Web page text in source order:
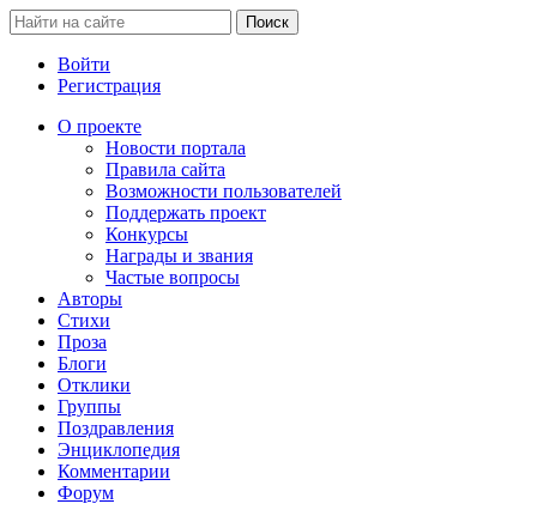
Войти
Регистрация
О проекте
Новости портала
Правила сайта
Возможности пользователей
Поддержать проект
Конкурсы
Награды и звания
Частые вопросы
Авторы
Стихи
Проза
Блоги
Отклики
Группы
Поздравления
Энциклопедия
Комментарии
Форум